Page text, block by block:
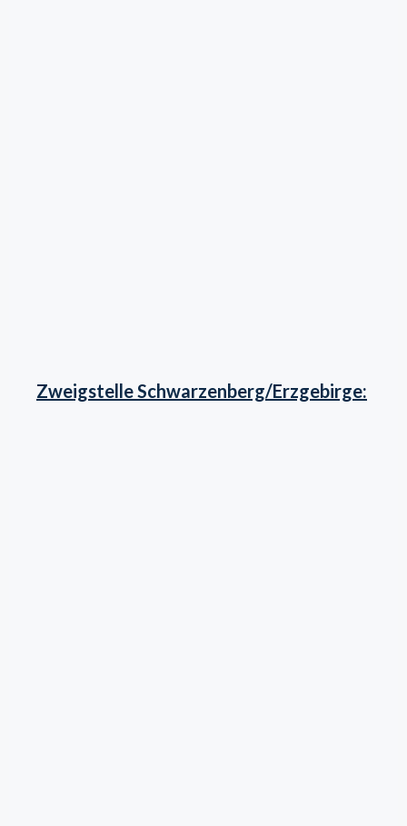
Zweigstelle Schwarzenberg/Erzgebirge: